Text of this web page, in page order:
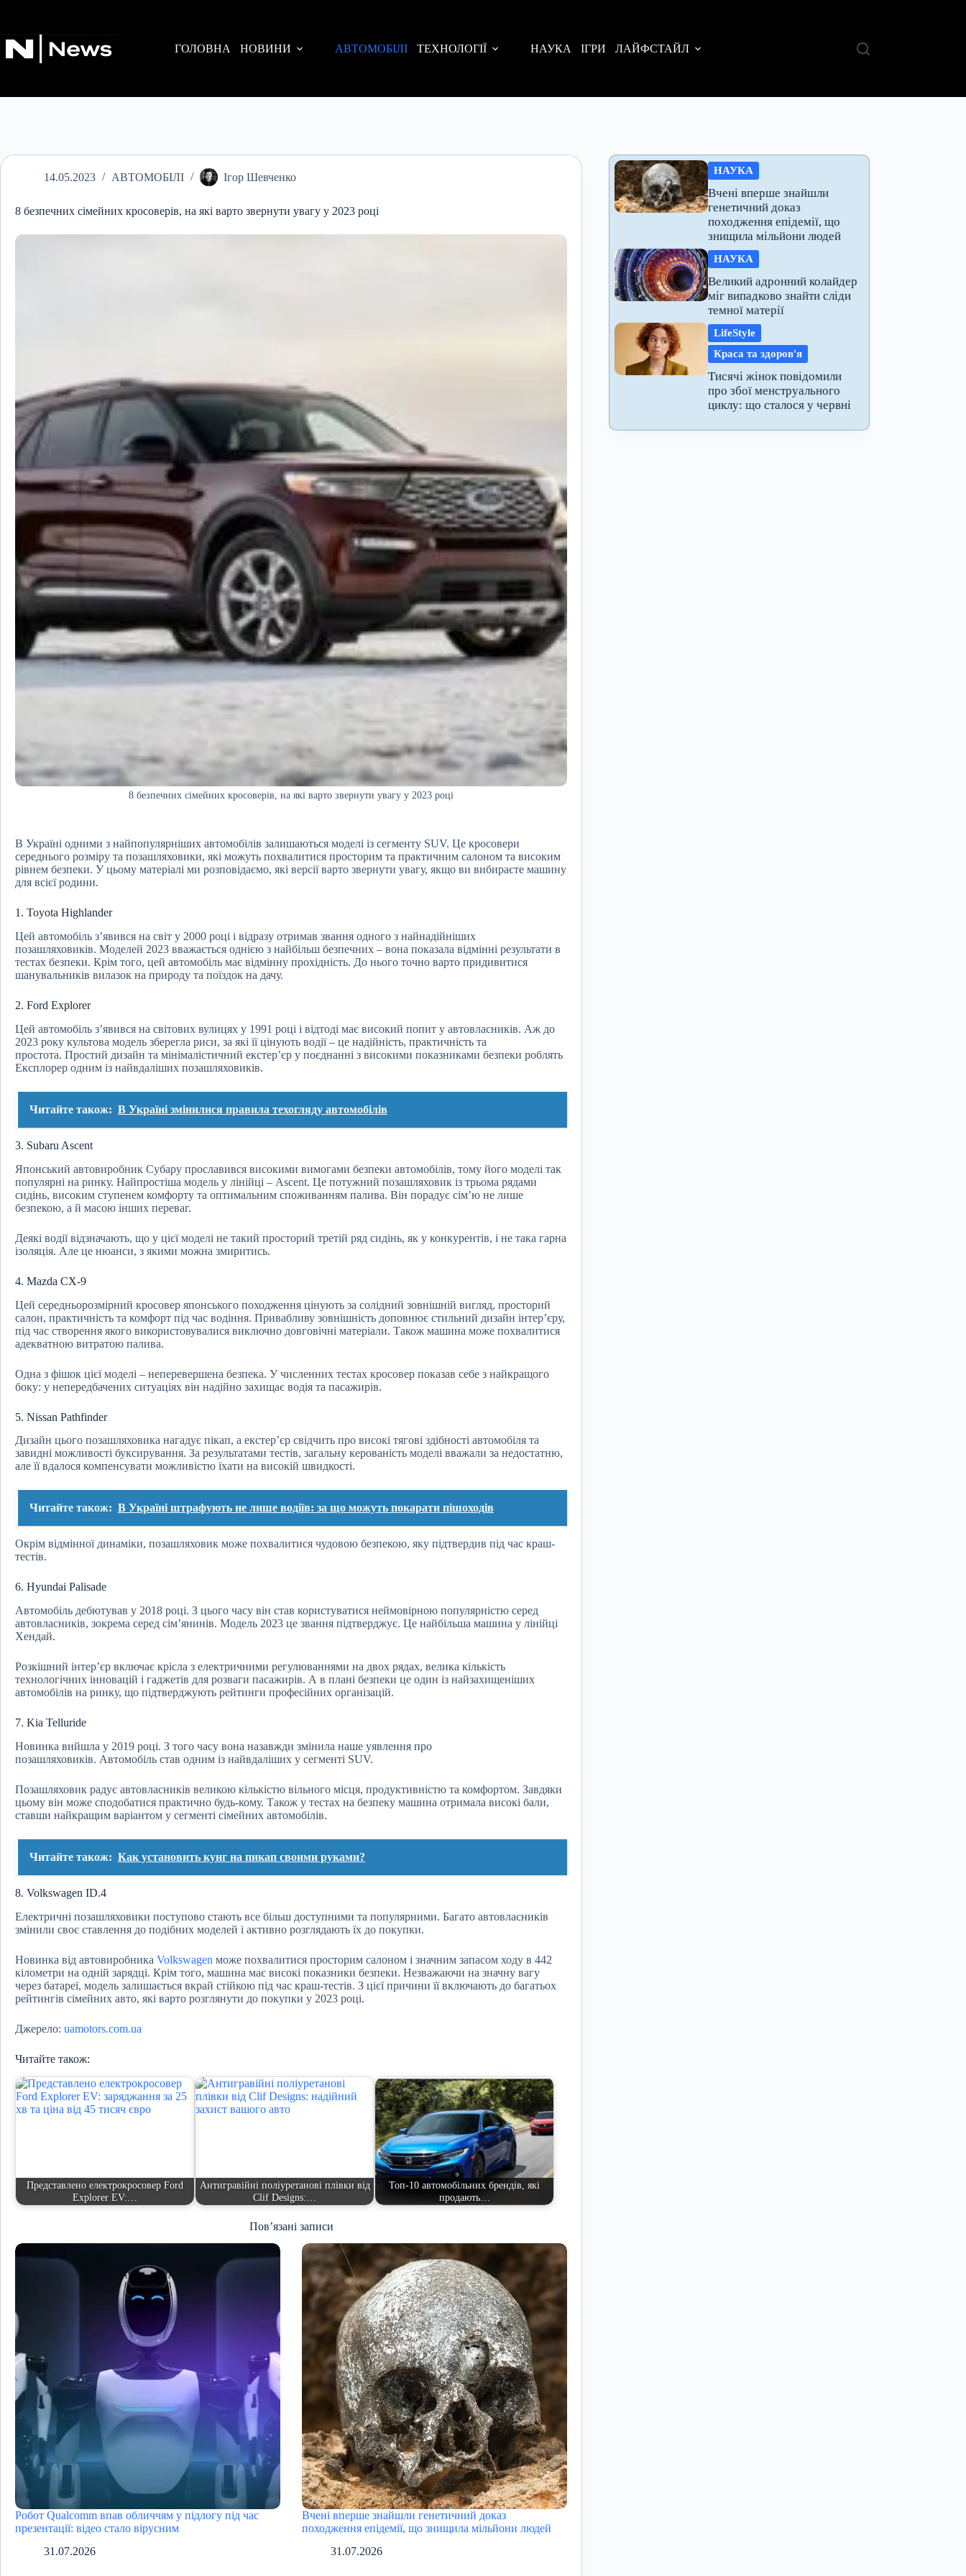
ГОЛОВНА
НОВИНИ АВТОМОБІЛІ ТЕХНОЛОГІЇ НАУКА ІГРИ ЛАЙФСТАЙЛ
14.05.2023 АВТОМОБІЛІ Ігор Шевченко
8 безпечних сімейних кросоверів, на які варто звернути увагу у 2023 році
8 безпечних сімейних кросоверів, на які варто звернути увагу у 2023 році
В Україні одними з найпопулярніших автомобілів залишаються моделі із сегменту SUV. Це кросовери
середнього розміру та позашляховики, які можуть похвалитися просторим та практичним салоном та високим
рівнем безпеки. У цьому матеріалі ми розповідаємо, які версії варто звернути увагу, якщо ви вибираєте машину
для всієї родини.
1. Toyota Highlander
Цей автомобіль з’явився на світ у 2000 році і відразу отримав звання одного з найнадійніших
позашляховиків. Моделей 2023 вважається однією з найбільш безпечних – вона показала відмінні результати в
тестах безпеки. Крім того, цей автомобіль має відмінну прохідність. До нього точно варто придивитися
шанувальників вилазок на природу та поїздок на дачу.
2. Ford Explorer
Цей автомобіль з’явився на світових вулицях у 1991 році і відтоді має високий попит у автовласників. Аж до
2023 року культова модель зберегла риси, за які її цінують водії – це надійність, практичність та
простота. Простий дизайн та мінімалістичний екстер’єр у поєднанні з високими показниками безпеки роблять
Експлорер одним із найвдаліших позашляховиків.
Читайте також: В Україні змінилися правила техогляду автомобілів
3. Subaru Ascent
Японський автовиробник Субару прославився високими вимогами безпеки автомобілів, тому його моделі так
популярні на ринку. Найпростіша модель у лінійці – Ascent. Це потужний позашляховик із трьома рядами
сидінь, високим ступенем комфорту та оптимальним споживанням палива. Він порадує сім’ю не лише
безпекою, а й масою інших переваг.
Деякі водії відзначають, що у цієї моделі не такий просторий третій ряд сидінь, як у конкурентів, і не така гарна
ізоляція. Але це нюанси, з якими можна змиритись.
4. Mazda CX-9
Цей середньорозмірний кросовер японського походження цінують за солідний зовнішній вигляд, просторий
салон, практичність та комфорт під час водіння. Привабливу зовнішність доповнює стильний дизайн інтер’єру,
під час створення якого використовувалися виключно довговічні матеріали. Також машина може похвалитися
адекватною витратою палива.
Одна з фішок цієї моделі – неперевершена безпека. У численних тестах кросовер показав себе з найкращого
боку: у непередбачених ситуаціях він надійно захищає водія та пасажирів.
5. Nissan Pathfinder
Дизайн цього позашляховика нагадує пікап, а екстер’єр свідчить про високі тягові здібності автомобіля та
завидні можливості буксирування. За результатами тестів, загальну керованість моделі вважали за недостатню,
але її вдалося компенсувати можливістю їхати на високій швидкості.
Читайте також: В Україні штрафують не лише водіїв: за що можуть покарати пішоходів
Окрім відмінної динаміки, позашляховик може похвалитися чудовою безпекою, яку підтвердив під час краш-
тестів.
6. Hyundai Palisade
Автомобіль дебютував у 2018 році. З цього часу він став користуватися неймовірною популярністю серед
автовласників, зокрема серед сім’янинів. Модель 2023 це звання підтверджує. Це найбільша машина у лінійці
Хендай.
Розкішний інтер’єр включає крісла з електричними регулюваннями на двох рядах, велика кількість
технологічних інновацій і гаджетів для розваги пасажирів. А в плані безпеки це один із найзахищеніших
автомобілів на ринку, що підтверджують рейтинги професійних організацій.
7. Kia Telluride
Новинка вийшла у 2019 році. З того часу вона назавжди змінила наше уявлення про
позашляховиків. Автомобіль став одним із найвдаліших у сегменті SUV.
Позашляховик радує автовласників великою кількістю вільного місця, продуктивністю та комфортом. Завдяки
цьому він може сподобатися практично будь-кому. Також у тестах на безпеку машина отримала високі бали,
ставши найкращим варіантом у сегменті сімейних автомобілів.
Читайте також: Как установить кунг на пикап своими руками?
8. Volkswagen ID.4
Електричні позашляховики поступово стають все більш доступними та популярними. Багато автовласників
змінили своє ставлення до подібних моделей і активно розглядають їх до покупки.
Новинка від автовиробника Volkswagen може похвалитися просторим салоном і значним запасом ходу в 442
кілометри на одній зарядці. Крім того, машина має високі показники безпеки. Незважаючи на значну вагу
через батареї, модель залишається вкрай стійкою під час краш-тестів. З цієї причини її включають до багатьох
рейтингів сімейних авто, які варто розглянути до покупки у 2023 році.
Джерело: uamotors.com.ua
Читайте також:
Представлено електрокросовер Ford
Explorer EV:…
Антигравійні поліуретанові плівки від
Clif Designs:…
Топ-10 автомобільних брендів, які
продають…
Пов’язані записи
Робот Qualcomm впав обличчям у підлогу під час
презентації: відео стало вірусним
31.07.2026
Вчені вперше знайшли генетичний доказ
походження епідемії, що знищила мільйони людей
31.07.2026
НАУКА
Вчені вперше знайшли
генетичний доказ
походження епідемії, що
знищила мільйони людей
НАУКА
Великий адронний колайдер
міг випадково знайти сліди
темної матерії
LifeStyle
Краса та здоров'я
Тисячі жінок повідомили
про збої менструального
циклу: що сталося у червні